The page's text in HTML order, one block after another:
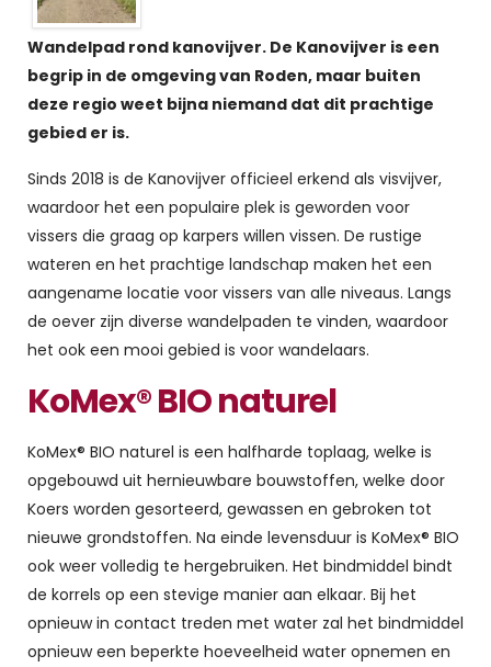
Wandelpad rond kanovijver. De Kanovijver is een
begrip in de omgeving van Roden, maar buiten
deze regio weet bijna niemand dat dit prachtige
gebied er is.
Sinds 2018 is de Kanovijver officieel erkend als visvijver,
waardoor het een populaire plek is geworden voor
vissers die graag op karpers willen vissen. De rustige
wateren en het prachtige landschap maken het een
aangename locatie voor vissers van alle niveaus. Langs
de oever zijn diverse wandelpaden te vinden, waardoor
het ook een mooi gebied is voor wandelaars.
KoMex® BIO naturel
KoMex® BIO naturel is een halfharde toplaag, welke is
opgebouwd uit hernieuwbare bouwstoffen, welke door
Koers worden gesorteerd, gewassen en gebroken tot
nieuwe grondstoffen. Na einde levensduur is KoMex® BIO
ook weer volledig te hergebruiken. Het bindmiddel bindt
de korrels op een stevige manier aan elkaar. Bij het
opnieuw in contact treden met water zal het bindmiddel
opnieuw een beperkte hoeveelheid water opnemen en